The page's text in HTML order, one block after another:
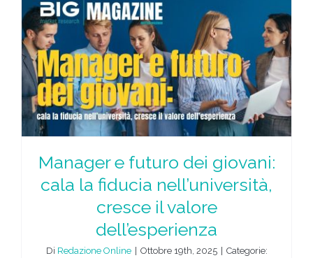
Manager e futuro dei giovani:
cala la fiducia nell’università,
cresce il valore
dell’esperienza
Di Redazione Online Ottobre 19th, 2025
Categorie: